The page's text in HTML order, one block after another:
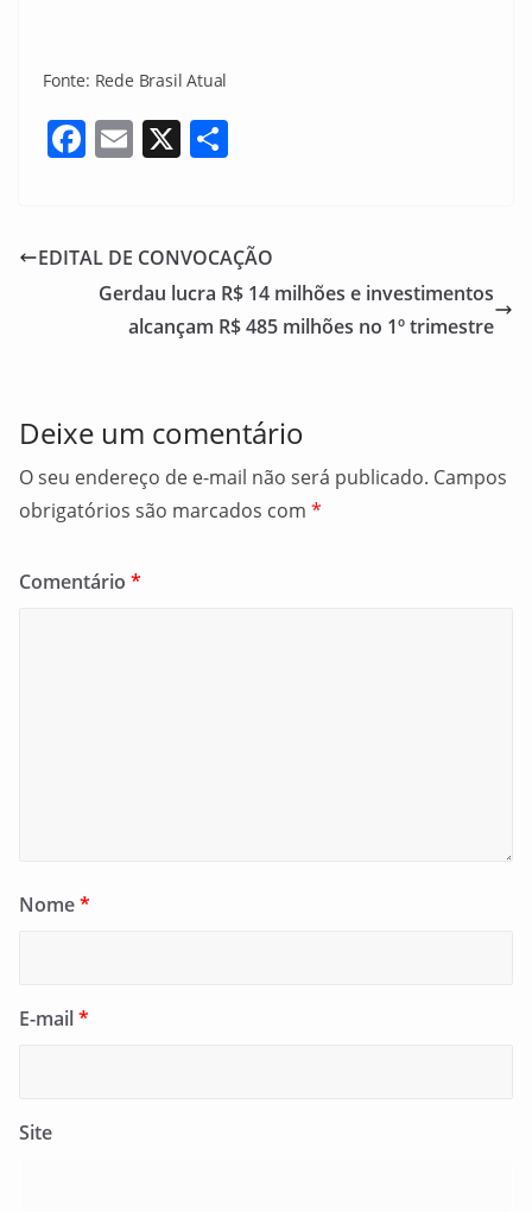
Fonte: Rede Brasil Atual
F
e
b
E
l
X
e
EDITAL DE CONVOCAÇÃO
Gerdau lucra R$ 14 milhões e investimentos
alcançam R$ 485 milhões no 1º trimestre
Deixe um comentário
O seu endereço de e-mail não será publicado. Campos
obrigatórios são marcados com *
Comentário *
Nome*
E-mail*
Site